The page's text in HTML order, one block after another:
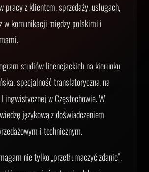
pracy z klientem, sprzedaży, usługach,
w komunikacji między polskimi i
studiów licencjackich na kierunku
specjalność translatoryczna, na
w Częstochowie. W
językową z doświadczeniem
i technicznym.
nie tylko „przetłumaczyć zdanie”,